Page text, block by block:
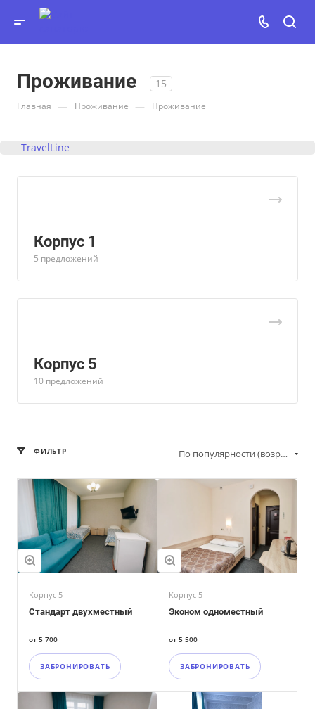
Проживание 15
Главная — Проживание — Проживание
TravelLine
Корпус 1
5 предложений
Корпус 5
10 предложений
ФИЛЬТР По популярности (возрастание)
Корпус 5
Стандарт двухместный
от 5 700
ЗАБРОНИРОВАТЬ
Корпус 5
Эконом одноместный
от 5 500
ЗАБРОНИРОВАТЬ